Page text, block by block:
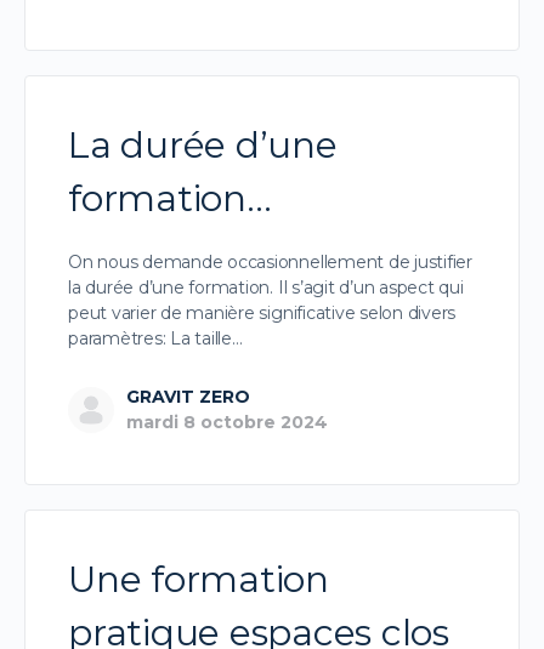
La durée d’une
formation…
On nous demande occasionnellement de justifier
la durée d’une formation. Il s’agit d’un aspect qui
peut varier de manière significative selon divers
paramètres: La taille…
GRAVIT ZERO
mardi 8 octobre 2024
Une formation
pratique espaces clos